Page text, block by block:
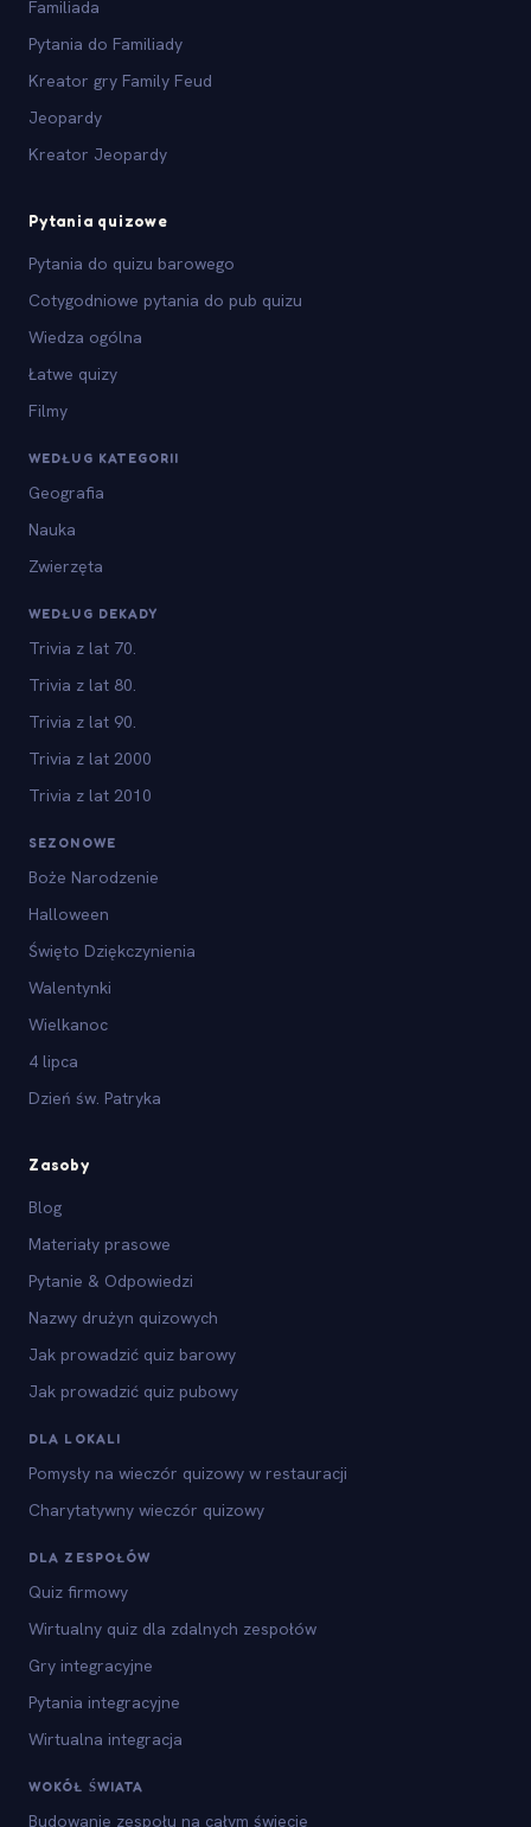
Familiada
Pytania do Familiady
Kreator gry Family Feud
Jeopardy
Kreator Jeopardy
Pytania quizowe
Pytania do quizu barowego
Cotygodniowe pytania do pub quizu
Wiedza ogólna
Łatwe quizy
Filmy
WEDŁUG KATEGORII
Geografia
Nauka
Zwierzęta
WEDŁUG DEKADY
Trivia z lat 70.
Trivia z lat 80.
Trivia z lat 90.
Trivia z lat 2000
Trivia z lat 2010
SEZONOWE
Boże Narodzenie
Halloween
Święto Dziękczynienia
Walentynki
Wielkanoc
4 lipca
Dzień św. Patryka
Zasoby
Blog
Materiały prasowe
Pytanie & Odpowiedzi
Nazwy drużyn quizowych
Jak prowadzić quiz barowy
Jak prowadzić quiz pubowy
DLA LOKALI
Pomysły na wieczór quizowy w restauracji
Charytatywny wieczór quizowy
DLA ZESPOŁÓW
Quiz firmowy
Wirtualny quiz dla zdalnych zespołów
Gry integracyjne
Pytania integracyjne
Wirtualna integracja
WOKÓŁ ŚWIATA
Budowanie zespołu na całym świecie